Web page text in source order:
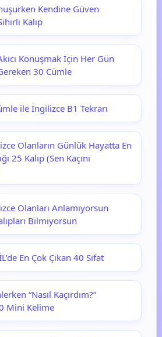
Kendine Güven
Kalıp
Konuşmak İçin Her Gün
30 Cümle
ile İngilizce B1 Tekrarı
Olanların Günlük Hayatta En
25 Kalıp (Sen Kaçını
Olanları Anlamıyorsun
Bilmiyorsun
En Çok Çıkan 40 Sıfat
“Nasıl Kaçırdım?”
Mini Kelime